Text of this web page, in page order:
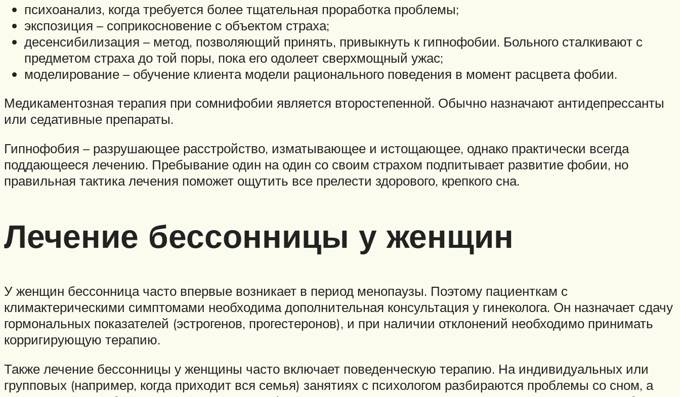
психоанализ, когда требуется более тщательная проработка проблемы;
экспозиция – соприкосновение с объектом страха;
десенсибилизация – метод, позволяющий принять, привыкнуть к гипнофобии. Больного сталкивают с
предметом страха до той поры, пока его одолеет сверхмощный ужас;
моделирование – обучение клиента модели рационального поведения в момент расцвета фобии.
Медикаментозная терапия при сомнифобии является второстепенной. Обычно назначают антидепрессанты
или седативные препараты.
Гипнофобия – разрушающее расстройство, изматывающее и истощающее, однако практически всегда
поддающееся лечению. Пребывание один на один со своим страхом подпитывает развитие фобии, но
правильная тактика лечения поможет ощутить все прелести здорового, крепкого сна.
Лечение бессонницы у женщин
У женщин бессонница часто впервые возникает в период менопаузы. Поэтому пациенткам с
климактерическими симптомами необходима дополнительная консультация у гинеколога. Он назначает сдачу
гормональных показателей (эстрогенов, прогестеронов), и при наличии отклонений необходимо принимать
корригирующую терапию.
Также лечение бессонницы у женщины часто включает поведенческую терапию. На индивидуальных или
групповых (например, когда приходит вся семья) занятиях с психологом разбираются проблемы со сном, а